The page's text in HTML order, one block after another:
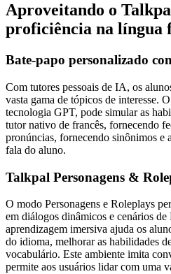
Aproveitando o
proficiência na língua
Bate-papo personalizado
Com tutores pessoais de IA, os
vasta gama de tópicos de interesse.
tecnologia GPT, pode simular as
tutor nativo de francês, fornecendo
pronúncias, fornecendo sinônimos e
fala do aluno.
Talkpal Personagens &
O modo Personagens e Roleplays
em diálogos dinâmicos e cenários de
aprendizagem imersiva ajuda os
do idioma, melhorar as habilidades
vocabulário. Este ambiente imita
permite aos usuários lidar com uma